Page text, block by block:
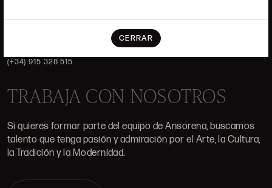
CERRAR
DÓNDE ESTAMOS
(+34) 915 328 515
TRABAJA CON NOSOTROS
Si quieres formar parte del equipo de Ansorena, buscamos
talento que tenga pasión y admiración por el Arte, la Cultura,
la Tradición y la Modernidad.